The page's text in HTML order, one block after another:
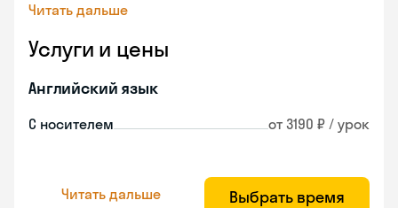
Читать дальше
Услуги и цены
Английский язык
С носителем от 3190 ₽ / урок
Читать дальше Выбрать время